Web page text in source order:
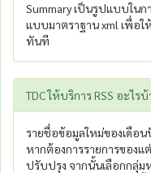
Summary เป็นรูปแบบใน
แบบมาตราฐาน xml เพื่อใ
ทันที
TDC ให้บริการ RSS อะไรบ้
รายชื่อข้อมูลใหม่ของเดือ
หากต้องการรายการของ
ปรับปรุง จากนั้นเลือกกลุ่ม